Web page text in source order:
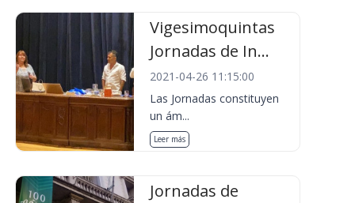
Vigesimoquintas
Jornadas de In...
2021-04-26 11:15:00
Las Jornadas constituyen
un ám...
Leer más
Jornadas de